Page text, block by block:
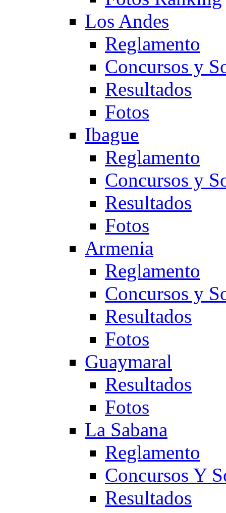
Los Andes
Reglamento
Concursos y
Resultados
Fotos
Ibague
Reglamento
Concursos y
Resultados
Fotos
Armenia
Reglamento
Concursos y
Resultados
Fotos
Guaymaral
Resultados
Fotos
La Sabana
Reglamento
Concursos Y
Resultados